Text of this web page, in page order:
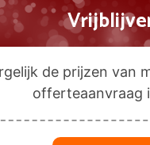
de prijzen van
offerteaanvraag